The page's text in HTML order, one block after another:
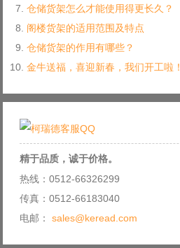
仓储货架怎么才能使用得更长久？
阁楼货架的适用范围及特点
仓储货架的作用有哪些？
金牛送福，喜迎新春，我们开工啦！
精于品质，诚于价格。
热线：0512-66326299
传真：0512-66183040
电邮： sales@keread.com